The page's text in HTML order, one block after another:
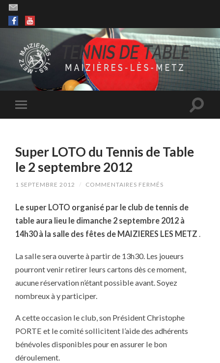
Super LOTO du Tennis de Table
le 2 septembre 2012
1 SEPTEMBRE 2012 / COMMENTAIRES FERMÉS
DU
DE
LE
2012
Le super LOTO organisé par le club de tennis de
table aura lieu le dimanche 2 septembre 2012 à
14h30 à la salle des fêtes de MAIZIERES LES METZ
La salle sera ouverte à partir de 13h30. Les joueurs
pourront venir retirer leurs cartons dès ce moment,
aucune réservation n’étant possible avant. Soyez
nombreux à y participer.
A cette occasion le club, son Président Christophe
PORTE et le comité sollicitent l’aide des adhérents
bénévoles disponibles pour en assurer le bon
déroulement.